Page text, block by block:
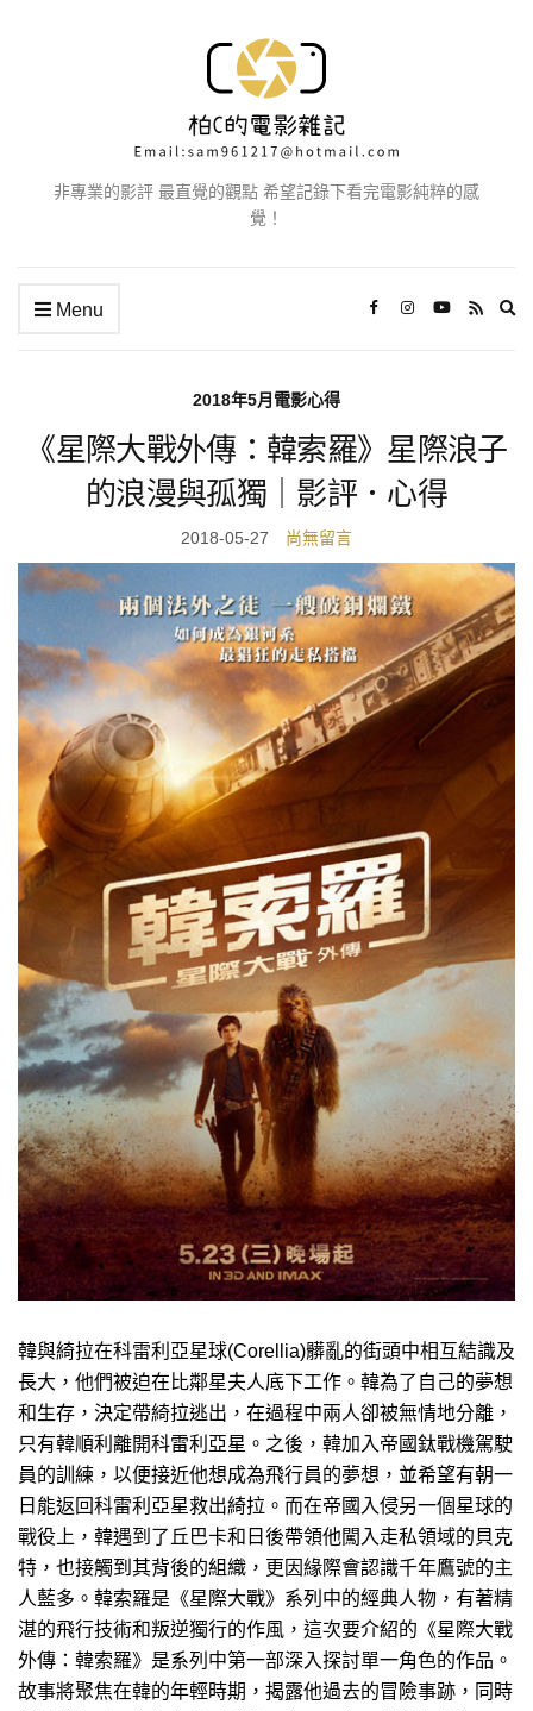
非專業的影評 最直覺的觀點 希望記錄下看完電影純粹的感
覺！
Menu
2018年5月電影心得
《星際大戰外傳：韓索羅》星際浪子
的浪漫與孤獨｜影評．心得
2018-05-27 尚無留言
韓與綺拉在科雷利亞星球(Corellia)髒亂的街頭中相互結識及
長大，他們被迫在比鄰星夫人底下工作。韓為了自己的夢想
和生存，決定帶綺拉逃出，在過程中兩人卻被無情地分離，
只有韓順利離開科雷利亞星。之後，韓加入帝國鈦戰機駕駛
員的訓練，以便接近他想成為飛行員的夢想，並希望有朝一
日能返回科雷利亞星救出綺拉。而在帝國入侵另一個星球的
戰役上，韓遇到了丘巴卡和日後帶領他闖入走私領域的貝克
特，也接觸到其背後的組織，更因緣際會認識千年鷹號的主
人藍多。韓索羅是《星際大戰》系列中的經典人物，有著精
湛的飛行技術和叛逆獨行的作風，這次要介紹的《星際大戰
外傳：韓索羅》是系列中第一部深入探討單一角色的作品。
故事將聚焦在韓的年輕時期，揭露他過去的冒險事跡，同時